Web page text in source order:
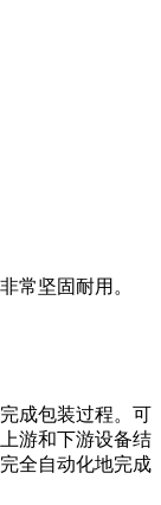
常坚固耐用。
成包装过程。可
游和下游设备结
全自动化地完成